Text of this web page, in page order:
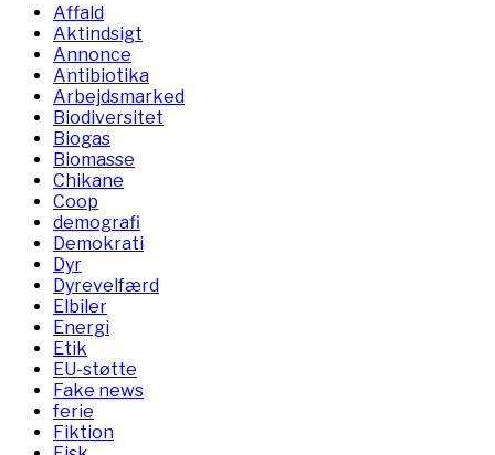
Affald
Aktindsigt
Annonce
Antibiotika
Arbejdsmarked
Biodiversitet
Biogas
Biomasse
Chikane
Coop
demografi
Demokrati
Dyr
Dyrevelfærd
Elbiler
Energi
Etik
EU-støtte
Fake news
ferie
Fiktion